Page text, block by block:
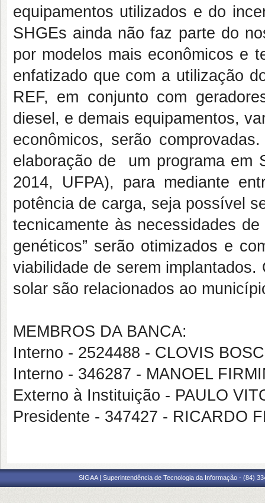
equipamentos utilizados e do
SHGEs ainda não faz parte do
por modelos mais econômicos e
enfatizado que com a utilização
REF, em conjunto com
diesel, e demais equipamentos,
econômicos, serão
elaboração de um programa em
2014, UFPA), para mediante
potência de carga, seja possível
tecnicamente às necessidades
genéticos” serão otimizados e
viabilidade de serem
solar são relacionados ao
MEMBROS DA BANCA:
Interno - 2524488 - CLOVIS
Interno - 346287 - MANOEL
Externo à Instituição - PAULO
Presidente - 347427 - RICARDO
SIGAA | Superintendência de Tecnologia da Informação - (84)